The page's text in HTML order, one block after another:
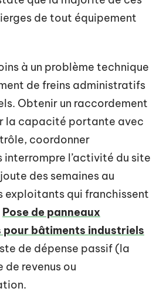
de tout équipement
à un problème technique
de freins administratifs
Obtenir un raccordement
la capacité portante avec
coordonner
interrompre l’activité du site
des semaines au
exploitants qui franchissent
Pose de panneaux
bâtiments industriels
de dépense passif (la
revenus ou